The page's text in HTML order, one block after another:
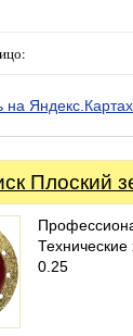
на Яндекс.Картах
Плоский
Технические
0.25